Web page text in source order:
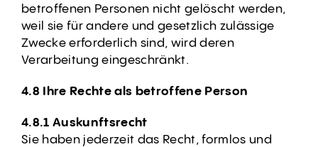
betroffenen Personen nicht gelöscht werden,
weil sie für andere und gesetzlich zulässige
Zwecke erforderlich sind, wird deren
Verarbeitung eingeschränkt.
4.8 Ihre Rechte als betroffene Person
4.8.1 Auskunftsrecht
Sie haben jederzeit das Recht, formlos und